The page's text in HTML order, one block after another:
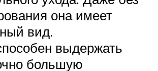
она имеет
вид.
выдержать
большую